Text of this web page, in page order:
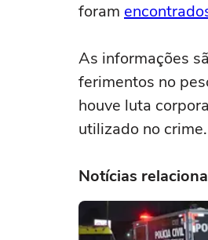
foram
As informações
ferimentos no
houve luta
utilizado no crime.
Notícias